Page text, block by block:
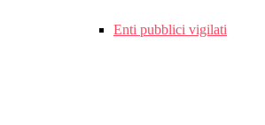
Enti pubblici vigilati